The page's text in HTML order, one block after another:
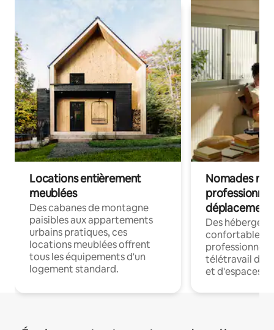
Locations entièrement
meublées
Des cabanes de montagne
paisibles aux appartements
urbains pratiques, ces
locations meublées offrent
tous les équipements d'un
logement standard.
Nomades
déplacement
Des
confortables
professionnels
télétravail
et d'espaces